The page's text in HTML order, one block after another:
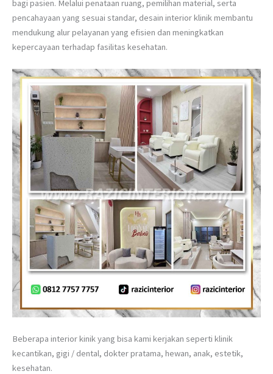
bagi pasien. Melalui penataan ruang, pemilihan material, serta
pencahayaan yang sesuai standar, desain interior klinik membantu
mendukung alur pelayanan yang efisien dan meningkatkan
kepercayaan terhadap fasilitas kesehatan.
Beberapa interior kinik yang bisa kami kerjakan seperti klinik
kecantikan, gigi / dental, dokter pratama, hewan, anak, estetik,
kesehatan.